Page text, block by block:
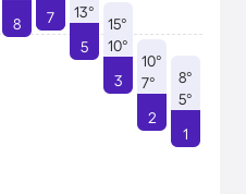
8
7
13°
5
15°
10°
3
10°
7°
2
8°
5°
1